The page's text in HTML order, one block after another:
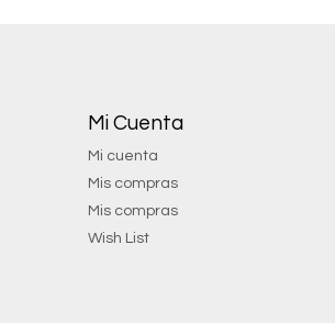
Mi Cuenta
Mi cuenta
Mis compras
Mis compras
Wish List